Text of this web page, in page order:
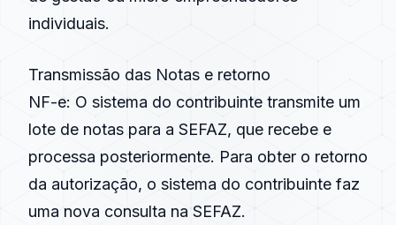
individuais.
Transmissão das Notas e retorno
NF-e: O sistema do contribuinte transmite um
lote de notas para a SEFAZ, que recebe e
processa posteriormente. Para obter o retorno
da autorização, o sistema do contribuinte faz
uma nova consulta na SEFAZ.